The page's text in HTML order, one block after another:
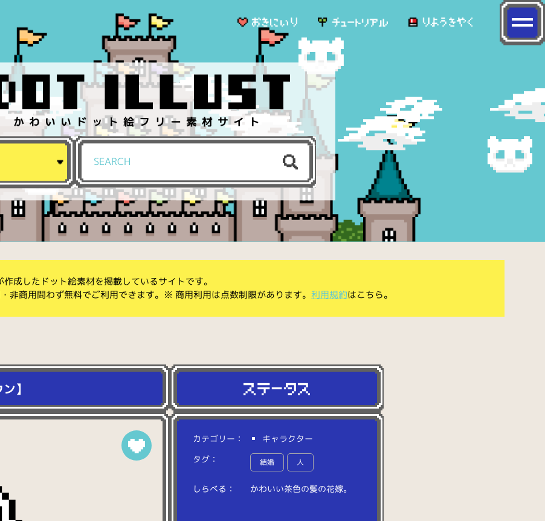
かわいいドット絵フリー素材サイト
成したドット絵素材を掲載しているサイトです。
非商用問わず無料でご利用できます。※ 商用利用は点数制限があります。 利用規約はこちら。
】
カテゴリー：
キャラクター
タグ：
結婚 人
しらべる： かわいい茶色の髪の花嫁。